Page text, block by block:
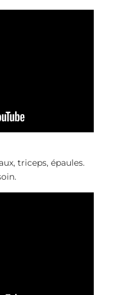
triceps, épaules.